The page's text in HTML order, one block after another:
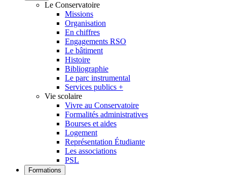
Le Conservatoire
Missions
Organisation
En chiffres
Engagements RSO
Le bâtiment
Histoire
Bibliographie
Le parc instrumental
Services publics +
Vie scolaire
Vivre au Conservatoire
Formalités administratives
Bourses et aides
Logement
Représentation Étudiante
Les associations
PSL
Formations